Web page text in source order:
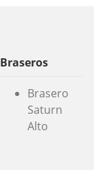
Braseros
Brasero
Saturn
Alto